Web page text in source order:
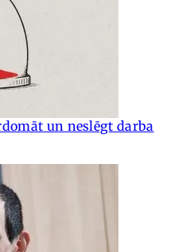
un neslēgt darba